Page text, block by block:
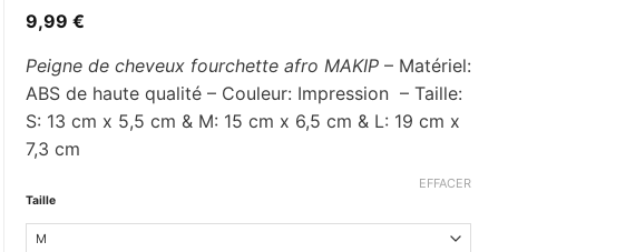
9,99 €
Peigne de cheveux fourchette afro MAKIP – Matériel:
ABS de haute qualité – Couleur: Impression – Taille:
S: 13 cm x 5,5 cm & M: 15 cm x 6,5 cm & L: 19 cm x
7,3 cm
Taille
EFFACER